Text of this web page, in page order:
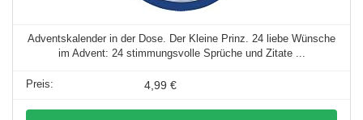
Adventskalender in der Dose. Der Kleine Prinz. 24 liebe Wünsche
im Advent: 24 stimmungsvolle Sprüche und Zitate ...
4,99 €